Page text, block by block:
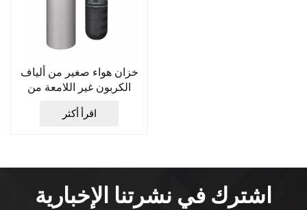
خزان هواء صغير من ألياف
الكربون غير اللامعة من
0.48 لتر TXCGS048
اقرأ أكثر
اشترك في نشرتنا الإخبارية